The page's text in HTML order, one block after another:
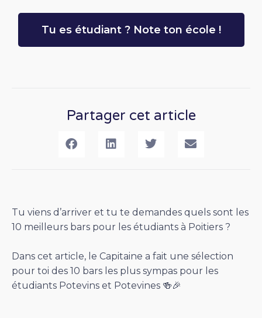
Tu es étudiant ? Note ton école !
Partager cet article
Tu viens d’arriver et tu te demandes quels sont les
10 meilleurs bars pour les étudiants à Poitiers ?
Dans cet article, le Capitaine a fait une sélection
pour toi des 10 bars les plus sympas pour les
étudiants Potevins et Potevines 🍻🎉